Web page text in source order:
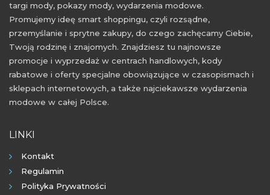
targi mody, pokazy mody, wydarzenia modowe.
Promujemy ideę smart shoppingu, czyli rozsądne,
przemyślanie i sprytne zakupy, do czego zachęcamy Ciebie,
Twoją rodzinę i znajomych. Znajdziesz tu najnowsze
promocje i wyprzedaż w centrach handlowych, kody
rabatowe i oferty specjalne obowiązujące w czasopismach i
sklepach internetowych, a także najciekawsze wydarzenia
modowe w całej Polsce.
LINKI
Kontakt
Regulamin
Polityka Prywatności